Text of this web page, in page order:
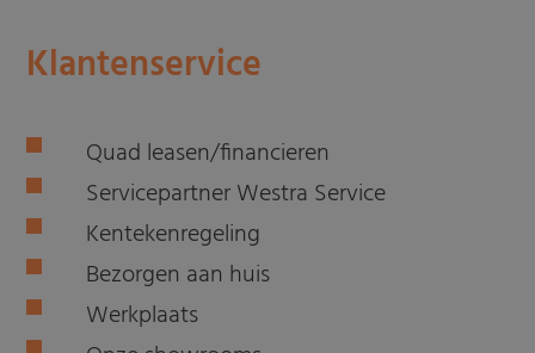
Klantenservice
Quad leasen/financieren
Servicepartner Westra Service
Kentekenregeling
Bezorgen aan huis
Werkplaats